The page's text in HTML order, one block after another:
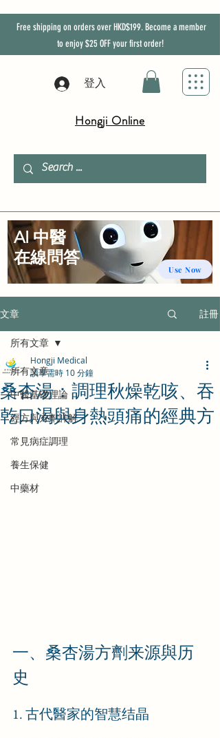
Free shipping on orders over HKD$199. Become a member
to enjoy$25 OFFyour first order!
登入
Hongji Online
文章 註冊
所有文章
中醫基礎理論
經方與方劑詳解
常見病症調理
養生保健
中藥材
所有文章
桑杏湯：調理秋燥乾咳、吞
乾口渴與身熱頭痛的經典方
Hongji Medical
讀畢需時 10 分鐘
一、桑杏湯方劑来源與历
史
1. 古代醫家的智慧结晶
Use Now
AI 中醫
​在線問答